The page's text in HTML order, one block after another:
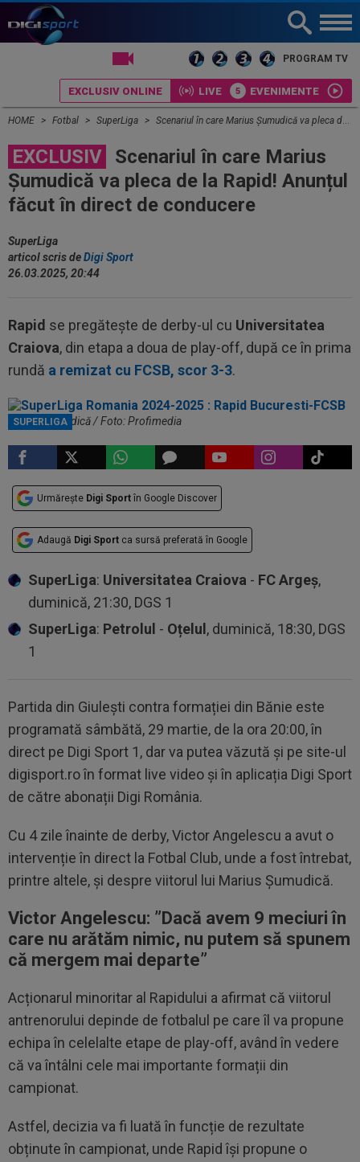
PROGRAM TV
EXCLUSIV ONLINE LIVE EVENIMENTE
HOME Fotbal SuperLiga Scenariul în care Marius Șumudică va pleca de la Rapid! Anunțul făcut în direct de conducere
EXCLUSIV
Scenariul în care Marius
Șumudică va pleca de la Rapid! Anunțul
făcut în direct de conducere
SuperLiga
articol scris deDigi Sport
26.03.2025, 20:44
Rapid se pregătește de derby-ul cu Universitatea
Craiova, din etapa a doua de play-off, după ce în prima
rundă a remizat cu FCSB, scor 3-3.
SUPERLIGA
Marius Șumudică / Foto: Profimedia
Urmărește Digi Sport în Google Discover
Adaugă Digi Sport ca sursă preferată în Google
SuperLiga: Universitatea Craiova - FC Argeș,
duminică, 21:30, DGS 1
SuperLiga: Petrolul - Oțelul , duminică, 18:30, DGS
1
Partida din Giulești contra formației din Bănie este
programată sâmbătă, 29 martie, de la ora 20:00, în
direct pe Digi Sport 1, dar va putea văzută și pe site-ul
digisport.ro în format live video și în aplicația Digi Sport
de către abonații Digi România.
Cu 4 zile înainte de derby, Victor Angelescu a avut o
intervenție în direct la Fotbal Club, unde a fost întrebat,
printre altele, și despre viitorul lui Marius Șumudică.
Victor Angelescu: ”Dacă avem 9 meciuri în
care nu arătăm nimic, nu putem să spunem
că mergem mai departe”
Acționarul minoritar al Rapidului a afirmat că viitorul
antrenorului depinde de fotbalul pe care îl va propune
echipa în celelalte etape de play-off, având în vedere
că va întâlni cele mai importante formații din
campionat.
Astfel, decizia va fi luată în funcție de rezultate
obținute în campionat, unde Rapid își propune o